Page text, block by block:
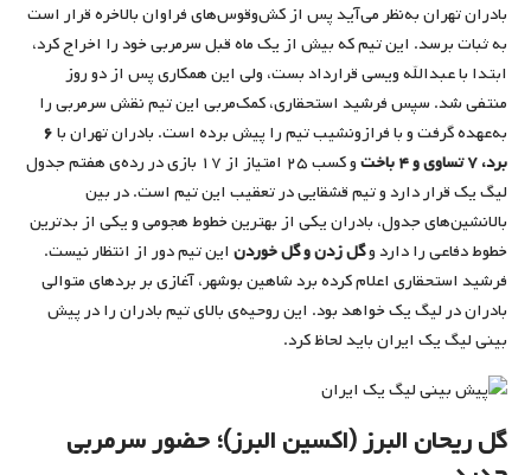
بادران تهران به‌نظر می‌آید پس از کش‌وقوس‌های فراوان بالاخره قرار است
به ثبات برسد. این تیم که بیش از یک ماه قبل سرمربی خود را اخراج کرد،
ابتدا با عبدالله ویسی قرارداد بست، ولی این همکاری پس از دو روز
منتفی شد. سپس فرشید استحقاری، کمک‌مربی این تیم نقش سرمربی را
به‌عهده گرفت و با فرازونشیب تیم را پیش برده است. بادران تهران با۶
برد، ۷ تساوی و ۴ باخت
و کسب ۲۵ امتیاز از ۱۷ بازی در رده‌ی هفتم جدول
لیگ یک قرار دارد و تیم قشقایی در تعقیب این تیم است. در بین
بالانشین‌های جدول، بادران یکی از بهترین خطوط هجومی و یکی از بدترین
خطوط دفاعی را دارد وگل زدن و گل خوردن این تیم دور از انتظار نیست.
فرشید استحقاری اعلام کرده برد شاهین بوشهر، آغازی بر بردهای متوالی
بادران در لیگ یک خواهد بود. این روحیه‌ی بالای تیم بادران را در پیش‌
بینی لیگ یک ایران باید لحاظ کرد.
گل ریحان البرز (اکسین البرز)؛ حضور سرمربی